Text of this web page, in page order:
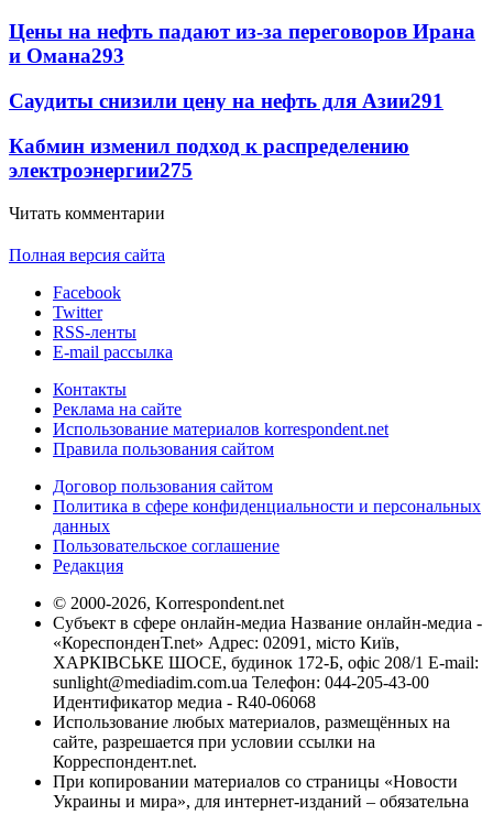
Цены на нефть падают из-за переговоров Ирана
и Омана293
Саудиты снизили цену на нефть для Азии291
Кабмин изменил подход к распределению
электроэнергии275
Читать комментарии
Полная версия сайта
Facebook
Twitter
RSS-ленты
E-mail рассылка
Контакты
Реклама на сайте
Использование материалов korrespondent.net
Правила пользования сайтом
Договор пользования сайтом
Политика в сфере конфиденциальности и персональных
данных
Пользовательское соглашение
Редакция
© 2000-2026, Korrespondent.net
Субъект в сфере онлайн-медиа Название онлайн-медиа -
«КореспонденТ.net» Адрес: 02091, місто Київ,
ХАРКІВСЬКЕ ШОСЕ, будинок 172-Б, офіс 208/1 E-mail:
sunlight@mediadim.com.ua Телефон: 044-205-43-00
Идентификатор медиа - R40-06068
Использование любых материалов, размещённых на
сайте, разрешается при условии ссылки на
Корреспондент.net.
При копировании материалов со страницы «Новости
Украины и мира», для интернет-изданий – обязательна